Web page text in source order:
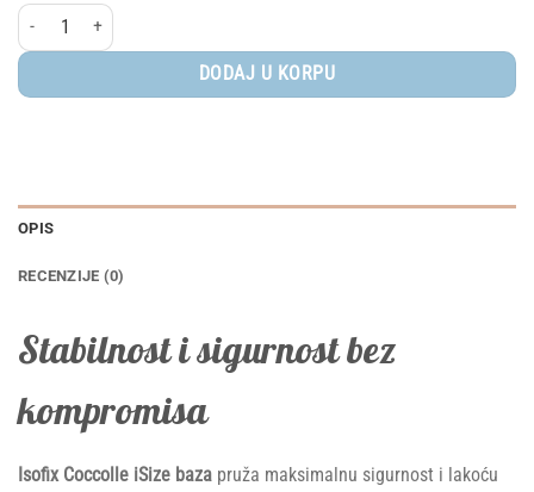
Isofix Coccolle iSize baza količina
DODAJ U KORPU
OPIS
RECENZIJE (0)
Stabilnost i sigurnost bez
kompromisa
Isofix Coccolle iSize baza pruža maksimalnu sigurnost i lakoću